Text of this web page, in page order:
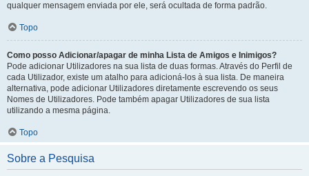
qualquer mensagem enviada por ele, será ocultada de forma padrão.
Topo
Como posso Adicionar/apagar de minha Lista de Amigos e Inimigos?
Pode adicionar Utilizadores na sua lista de duas formas. Através do Perfil de
cada Utilizador, existe um atalho para adicioná-los à sua lista. De maneira
alternativa, pode adicionar Utilizadores diretamente escrevendo os seus
Nomes de Utilizadores. Pode também apagar Utilizadores de sua lista
utilizando a mesma página.
Topo
Sobre a Pesquisa